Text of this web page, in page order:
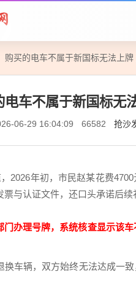
购买的电车不属于新国标无法上
电车不属于新国标无
06-29 16:04:09 66582 抢沙
2026年初，市民赵某花费
与认证文件，还口头承诺后
门办理号牌，系统核查显示该
换车辆，双方始终无法达成一